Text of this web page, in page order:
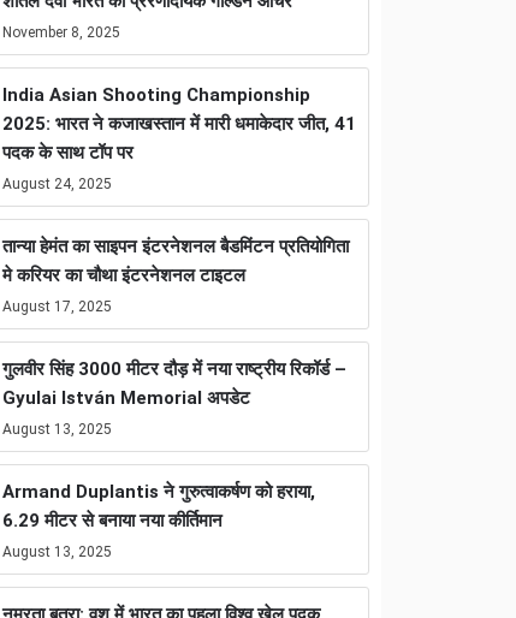
November 8, 2025
India Asian Shooting Championship
2025: भारत ने कजाखस्तान में मारी धमाकेदार जीत, 41
पदक के साथ टॉप पर
August 24, 2025
तान्या हेमंत का साइपन इंटरनेशनल बैडमिंटन प्रतियोगिता
मे करियर का चौथा इंटरनेशनल टाइटल
August 17, 2025
गुलवीर सिंह 3000 मीटर दौड़ में नया राष्ट्रीय रिकॉर्ड –
Gyulai István Memorial अपडेट
August 13, 2025
Armand Duplantis ने गुरुत्वाकर्षण को हराया,
6.29 मीटर से बनाया नया कीर्तिमान
August 13, 2025